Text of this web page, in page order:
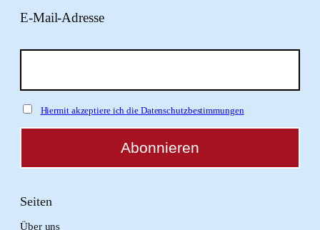
E-Mail-Adresse
Hiermit akzeptiere ich die Datenschutzbestimmungen
Seiten
Über uns